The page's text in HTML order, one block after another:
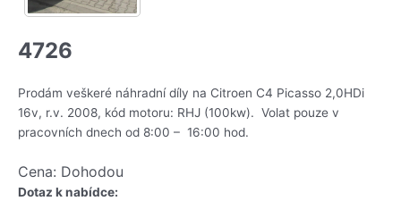
4726
Prodám veškeré náhradní díly na Citroen C4 Picasso 2,0HDi
16v, r.v. 2008, kód motoru: RHJ (100kw). Volat pouze v
pracovních dnech od 8:00 – 16:00 hod.
Cena: Dohodou
Dotaz k nabídce: